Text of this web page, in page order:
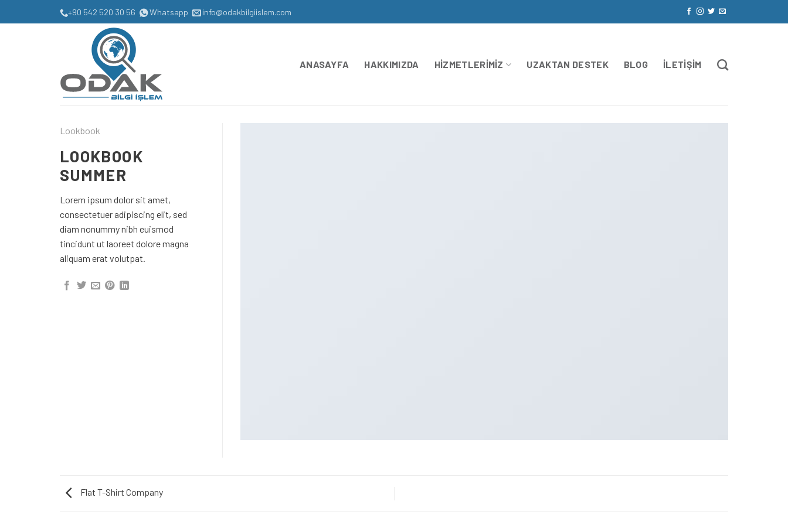
to
+90 542 520 30 56 Whatsapp info@odakbilgiislem.com
ANASAYFA HAKKIMIZDA HIZMETLERIMIZ UZAKTAN DESTEK BLOG İLETIŞIM
Lookbook
LOOKBOOK
SUMMER
Lorem ipsum dolor sit amet,
consectetuer adipiscing elit, sed
diam nonummy nibh euismod
tincidunt ut laoreet dolore magna
aliquam erat volutpat.
Flat T-Shirt Company